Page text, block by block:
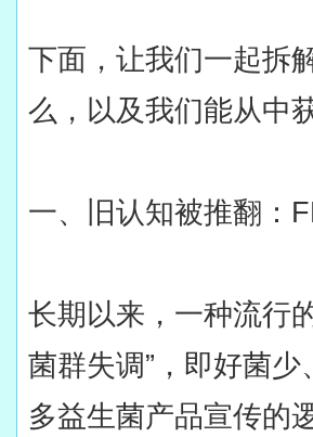
下面，让我们一起拆
么，以及我们能从中
一、旧认知被推翻：
长期以来，一种流行
菌群失调”，即好菌
多益生菌产品宣传的